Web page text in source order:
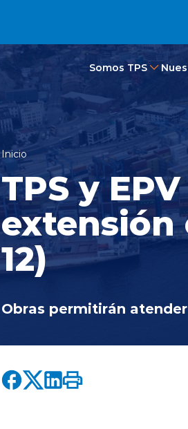
Somos TPS
Inicio
TPS y
extensión
12)
Obras permitirán